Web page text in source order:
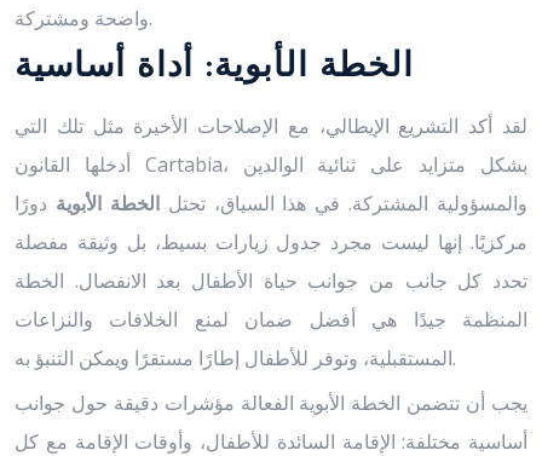
واضحة ومشتركة.
الخطة الأبوية: أداة أساسية
لقد أكد التشريع الإيطالي، مع الإصلاحات الأخيرة مثل تلك التي
أدخلها القانون Cartabia، بشكل متزايد على ثنائية الوالدين
والمسؤولية المشتركة. في هذا السياق، تحتلالخطة الأبوية دورًا
مركزيًا. إنها ليست مجرد جدول زيارات بسيط، بل وثيقة مفصلة
تحدد كل جانب من جوانب حياة الأطفال بعد الانفصال. الخطة
المنظمة جيدًا هي أفضل ضمان لمنع الخلافات والنزاعات
المستقبلية، وتوفر للأطفال إطارًا مستقرًا ويمكن التنبؤ به.
يجب أن تتضمن الخطة الأبوية الفعالة مؤشرات دقيقة حول جوانب
أساسية مختلفة: الإقامة السائدة للأطفال، وأوقات الإقامة مع كل